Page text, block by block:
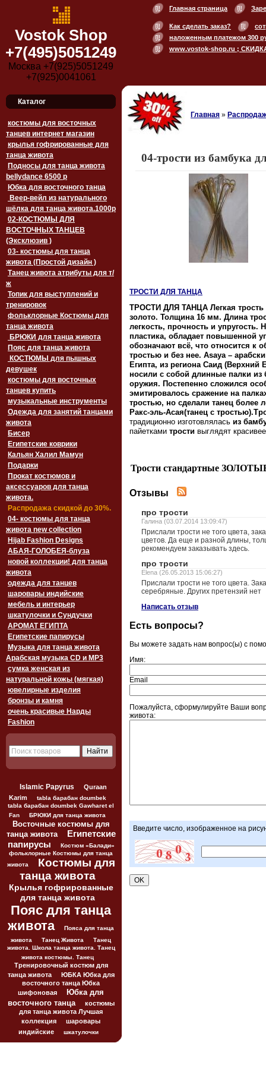
Vostok Shop
+7(495)5051249
Москва +7(925)5051249
+7(925)0041061
Главная страница
Как сделать заказ?
наложенным платежом 300
www.vostok-shop.ru ;
Каталог
костюмы для восточных
танцев интернет магазин
крылья гофрированные для
танца живота
Подносы для танца живота
bellydance 6500 p
Юбка для восточного танца
Веер-вейл из натурального
шёлка для танца живота.1000p
02-КОСТЮМЫ ДЛЯ
ВОСТОЧНЫХ ТАНЦЕВ
(Эксклюзив )
03- костюмы для танца
живота (Простой дизайн )
Танец живота атрибуты для т/
ж
Топик для выступлений и
тренировок
фольклорные Костюмы для
танца живота
БРЮКИ для танца живота
Пояс для танца живота
девушек
костюмы для восточных
танцев купить
музыкальные инструменты
Одежда для занятий танцами
живота
Бисер
Египетские коврики
Кальян Халил Мамун
Подарки
Прокат костюмов и
аксессуаров для танца
живота.
Распродажа скидкой до 30%.
04- костюмы для танца
живота new collection
Hijab Fashion Designs
АБАЯ-ГОЛОБЕЯ-блуза
новой коллекции! для танца
живота
одежда для танцев
шаровары индийские
мебель и интерьер
шкатулочки и Сундучки
АРОМАТ ЕГИПТА
Египетские папирусы
Музыка для танца живота
Арабская музыка CD и MP3
сумка женская из
натуральной кожы (мягкая)
ювелирные изделия
бронзы и камня
очень красивые Нарды
Fashion
Islamic Papyrus
Quraan
Karim
tabla барабан doumbek
tabla барабан doumbek Gawharet el
Fan
БРЮКИ для танца живота
Восточные костюмы для
танца живота
Египетские
папирусы
Костюм «Балади»
фольклорные Костюмы для танца
живота
Костюмы для
танца живота
Крылья гофрированные
для танца живота
Пояс для танца
живота
Пояса для танца
живота
Танец Живота
Танец
живота. Школа танца живота. Танец
живота костюмы. Танец
Тренировочный костюм для
танца живота
ЮБКА Юбка для
восточного танца Юбка
шифоновая
Юбка для
восточного танца
костюмы
для танца живота Лучшая
коллекция
шаровары
индийские
шкатулочки
Главная »
04-трости из бамбука
ТРОСТИ ДЛЯ ТАНЦА
ТРОСТИ ДЛЯ ТАНЦА Легкая трость
золото. Толщина 16 мм. Длина
легкость, прочность и
пластика, обладает повышенной
обозначают всё, что относится к
тростью и без нее. Asaya –
Египта, из региона Саид
носили с собой длинные палки из
оружия. Постепенно сложился
эмитировалось сражение на
тростью, но сделали танец более
Ракс-эль-Асая(танец с
традиционно изготовлялась из
пайетками трости выглядят
Трости стандартные
Отзывы
про трости
Галина (03.07.2014 13:09:47)
Прислали трости не того цвета,
цветов. Да еще и разной длины,
рекомендуем заказывать здесь.
про трости
Elena (26.05.2013 15:06:27)
Прислали трости не того цвета.
серебряные. Других претензий нет
Написать отзыв
Есть вопросы?
Вы можете задать нам вопрос(ы) с
Имя:
Email
Пожалуйста, сформулируйте Ваши
живота:
Введите число, изображенное на